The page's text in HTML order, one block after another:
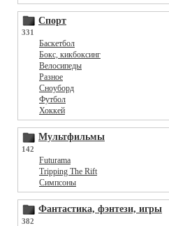
Спорт
331
Баскетбол
Бокс, кикбоксинг
Велосипеды
Разное
Сноуборд
Футбол
Хоккей
Мультфильмы
142
Futurama
Tripping The Rift
Симпсоны
Фантастика, фэнтези, игры
382